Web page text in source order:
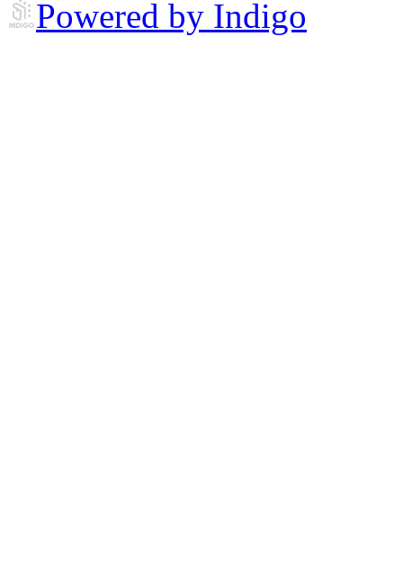
Powered by Indigo